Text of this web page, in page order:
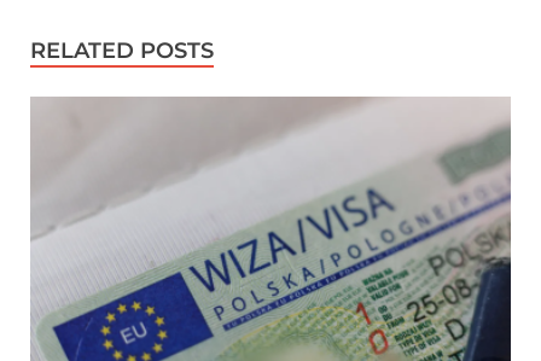
RELATED POSTS